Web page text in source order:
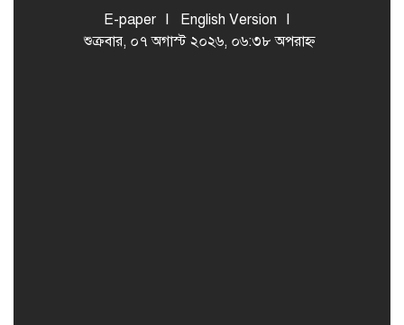
E-paper
English Version
শুক্রবার, ০৭ অগাস্ট ২০২৬, ০৬:৩৮ অপরাহ্ন